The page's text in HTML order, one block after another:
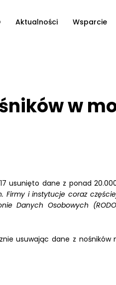
Aktualności Wsparcie
w
usunięto dane z ponad
Firmy i instytucje coraz
Danych Osobowych
usuwając dane z